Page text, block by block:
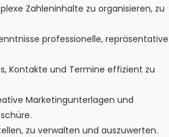
Zahleninhalte zu organisieren, zu
professionelle, repräsentative
Kontakte und Termine effizient zu
Marketingunterlagen und
zu verwalten und auszuwerten.